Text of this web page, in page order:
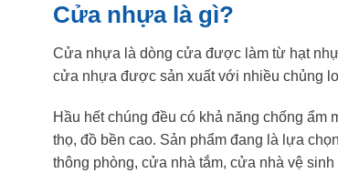
Cửa nhựa là gì?
Cửa nhựa là dòng cửa được làm từ hạt
cửa nhựa được sản xuất với nhiều chủng
Hầu hết chúng đều có khả năng chống ẩm
thọ, đồ bền cao. Sản phẩm đang là lựa
thông phòng, cửa nhà tắm, cửa nhà vệ